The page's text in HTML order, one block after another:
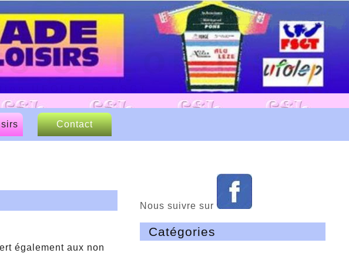
et Loisirs
Contact
également aux non
Nous suivre sur
Catégories